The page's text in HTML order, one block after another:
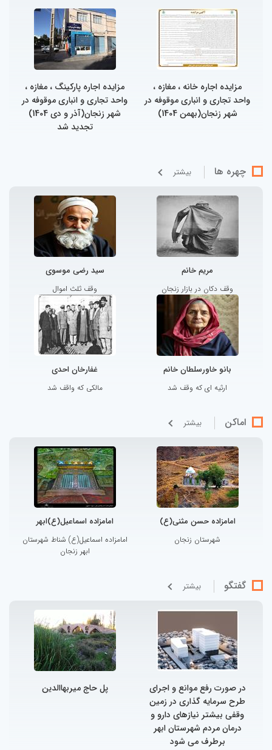
مزایده اجاره خانه ، مغازه ،
واحد تجاری و انباری موقوفه در
شهر زنجان(بهمن 1404)
مزایده اجاره پارکینگ ، مغازه ،
واحد تجاری و انباری موقوفه در
شهر زنجان(آذر و دی 1404)
تجدید شد
چهره ها بيشتر
مریم خانم
وقف دکان در بازار زنجان
سید رضی موسوی
وقف ثلث اموال
بانو خاورسلطان خانم
ارثیه ای که وقف شد
غفارخان احدی
مالکی که واقف شد
اماکن بيشتر
امامزاده حسن مثنی(ع)
شهرستان زنجان
امامزاده اسماعیل(ع)ابهر
امامزاده اسماعیل(ع) شناط شهرستان
ابهر زنجان
گفتگو بيشتر
در صورت رفع موانع و اجرای
طرح سرمایه گذاری در زمین
وقفی بیشتر نیازهای دارو و
درمان مردم شهرستان ابهر
برطرف می شود
پل حاج میربهاالدین